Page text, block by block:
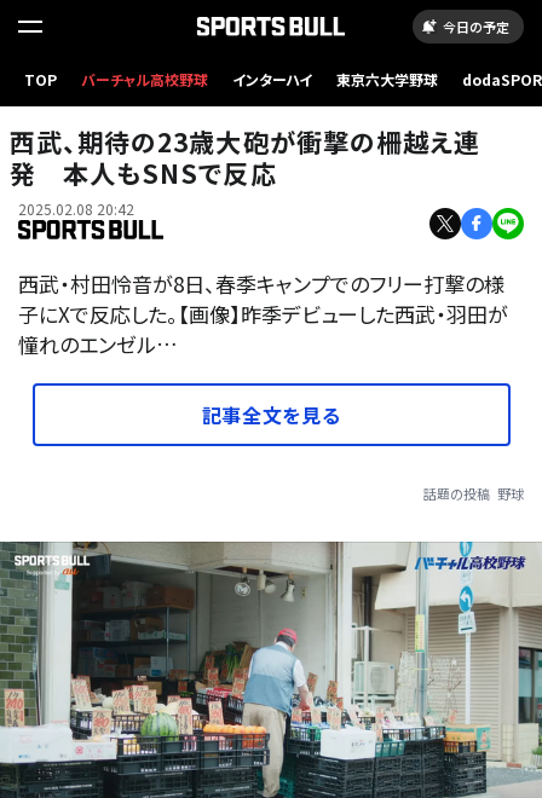
今日の予定
TOP バーチャル高校野球 インターハイ 東京六大学野球
西武、期待の23歳大砲が衝撃の柵越え連
発 本人もSNSで反応
2025.02.08 20:42
西武・村田怜音が8日、春季キャンプでのフリー打撃の様
子にXで反応した。【画像】昨季デビューした西武・羽田が
憧れのエンゼル…
記事全文を見る
話題の投稿 野球